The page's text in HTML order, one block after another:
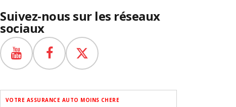
Suivez-nous sur les réseaux
sociaux
VOTRE ASSURANCE AUTO MOINS CHERE